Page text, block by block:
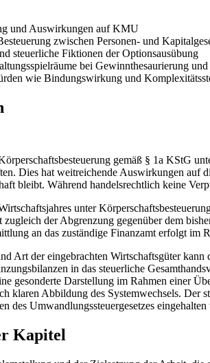
und Auswirkungen auf KMU
zwischen Personen- und
steuerliche Fiktionen der Optionsausübung
bei Gewinnthesaurierung
wie Bindungswirkung und
gemäß § 1a KStG
Dies hat weitreichende Auswirkungen auf
bleibt. Während handelsrechtlich keine
unter
zugleich der Abgrenzung gegenüber dem
an das zuständige Finanzamt erfolgt im
Art der eingebrachten Wirtschaftsgüter
in das steuerliche
gesonderte Darstellung im Rahmen einer
klaren Abbildung des Systemwechsels.
des Umwandlungssteuergesetzes eingehalten
Kapitel